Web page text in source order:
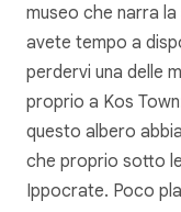
museo che narra
avete tempo a
perdervi una delle
proprio a Kos
questo albero
che proprio sotto
Ippocrate. Poco